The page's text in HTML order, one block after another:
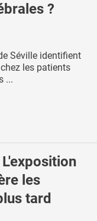
?
Séville identifient
les patients
...
L'exposition
les
tard